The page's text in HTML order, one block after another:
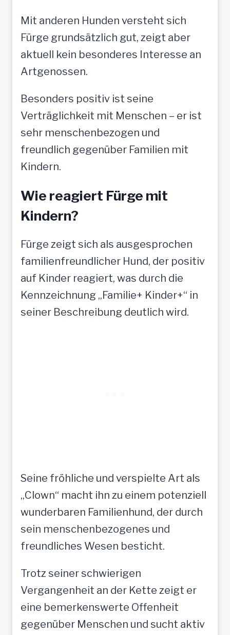
Mit anderen Hunden versteht sich
Fürge grundsätzlich gut, zeigt aber
aktuell kein besonderes Interesse an
Artgenossen.
Besonders positiv ist seine
Verträglichkeit mit Menschen – er ist
sehr menschenbezogen und
freundlich gegenüber Familien mit
Kindern.
Wie reagiert Fürge mit
Kindern?
Fürge zeigt sich als ausgesprochen
familienfreundlicher Hund, der positiv
auf Kinder reagiert, was durch die
Kennzeichnung „Familie+ Kinder+“ in
seiner Beschreibung deutlich wird.
Seine fröhliche und verspielte Art als
„Clown“ macht ihn zu einem potenziell
wunderbaren Familienhund, der durch
sein menschenbezogenes und
freundliches Wesen besticht.
Trotz seiner schwierigen
Vergangenheit an der Kette zeigt er
eine bemerkenswerte Offenheit
gegenüber Menschen und sucht aktiv